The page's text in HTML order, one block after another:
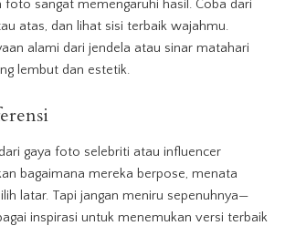
foto sangat memengaruhi hasil. Coba dari
atas, dan lihat sisi terbaik wajahmu.
alami dari jendela atau sinar matahari
lembut dan estetik.
gaya foto selebriti atau influencer
bagaimana mereka berpose, menata
latar. Tapi jangan meniru sepenuhnya—
inspirasi untuk menemukan versi terbaik